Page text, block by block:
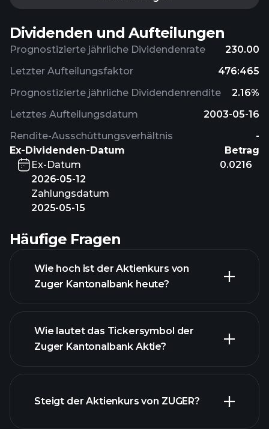
Dividenden und Aufteilungen
Prognostizierte jährliche Dividendenrate 230.00
Prognostizierte jährliche Dividendenrendite 2.16%
Rendite-Ausschüttungsverhältnis -
Letzter Aufteilungsfaktor 476:465
Letztes Aufteilungsdatum 2003-05-16
Ex-Dividenden-Datum
Betrag
Ex-Datum
2026-05-12
Zahlungsdatum
2025-05-15
0.0216
Häufige Fragen
Wie hoch ist der Aktienkurs von
Zuger Kantonalbank heute?
fortgeschrittenen Diagramm
Wie lautet das Tickersymbol der
Zuger Kantonalbank Aktie?
Steigt der Aktienkurs von ZUGER?